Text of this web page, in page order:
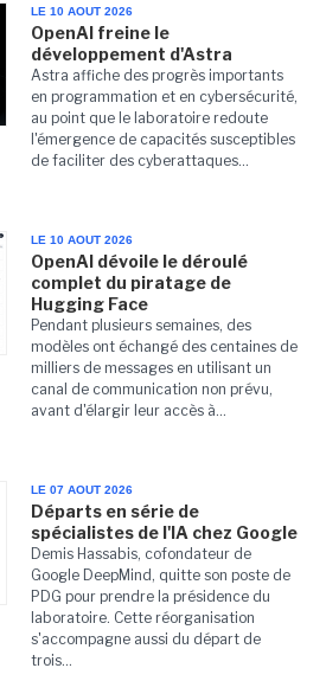
LE 10 AOUT 2026
OpenAI freine le
développement d'Astra
Astra affiche des progrès importants
en programmation et en cybersécurité,
au point que le laboratoire redoute
l'émergence de capacités susceptibles
de faciliter des cyberattaques...
LE 10 AOUT 2026
OpenAI dévoile le déroulé
complet du piratage de
Hugging Face
Pendant plusieurs semaines, des
modèles ont échangé des centaines de
milliers de messages en utilisant un
canal de communication non prévu,
avant d'élargir leur accès à...
LE 07 AOUT 2026
Départs en série de
spécialistes de l'IA chez Google
Demis Hassabis, cofondateur de
Google DeepMind, quitte son poste de
PDG pour prendre la présidence du
laboratoire. Cette réorganisation
s'accompagne aussi du départ de
trois...